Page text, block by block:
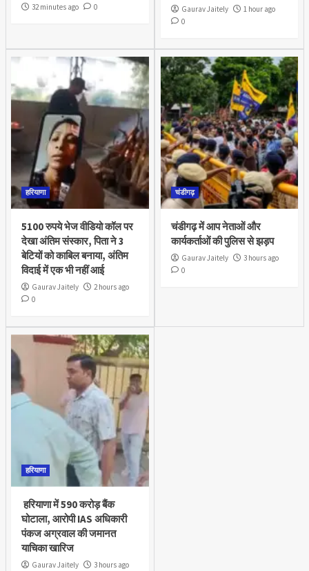
32 minutes ago
0 Gaurav Jaitely
1 hour ago
0
हरियाणा
5100 रुपये भेज वीडियो कॉल पर
देखा अंतिम संस्कार, पिता ने 3
बेटियों को काबिल बनाया, अंतिम
विदाई में एक भी नहीं आई
Gaurav Jaitely
2 hours ago
0
चंडीगढ़
चंडीगढ़ में आप नेताओं और
कार्यकर्ताओं की पुलिस से झड़प
Gaurav Jaitely
3 hours ago
0
हरियाणा
हरियाणा में 590 करोड़ बैंक
घोटाला, आरोपी IAS अधिकारी
पंकज अग्रवाल की जमानत
याचिका खारिज
Gaurav Jaitely
3 hours ago